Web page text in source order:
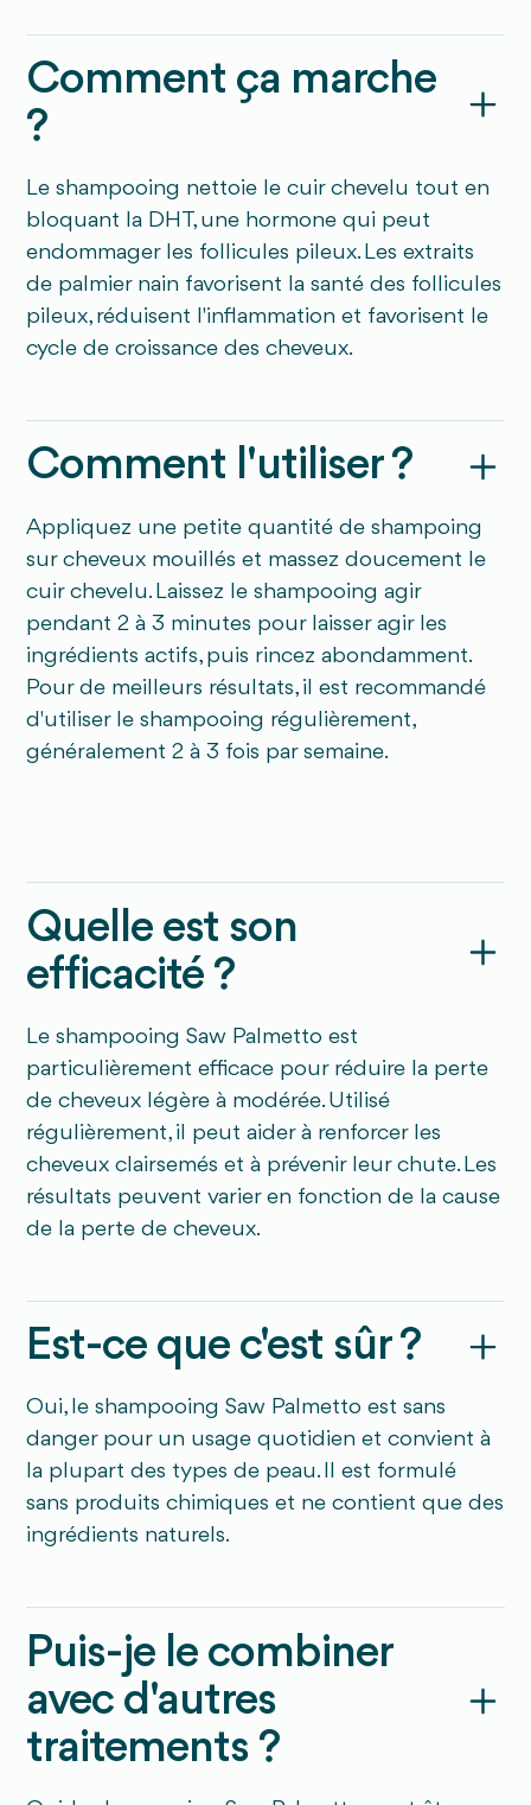
Comment ça marche
?
Le shampooing nettoie le cuir chevelu tout en
bloquant la DHT, une hormone qui peut
endommager les follicules pileux. Les extraits
de palmier nain favorisent la santé des follicules
pileux, réduisent l'inflammation et favorisent le
cycle de croissance des cheveux.
Comment l'utiliser ?
Appliquez une petite quantité de shampoing
sur cheveux mouillés et massez doucement le
cuir chevelu. Laissez le shampooing agir
pendant 2 à 3 minutes pour laisser agir les
ingrédients actifs, puis rincez abondamment.
Pour de meilleurs résultats, il est recommandé
d'utiliser le shampooing régulièrement,
généralement 2 à 3 fois par semaine.
Quelle est son
efficacité ?
Le shampooing Saw Palmetto est
particulièrement efficace pour réduire la perte
de cheveux légère à modérée. Utilisé
régulièrement, il peut aider à renforcer les
cheveux clairsemés et à prévenir leur chute. Les
résultats peuvent varier en fonction de la cause
de la perte de cheveux.
Est-ce que c'est sûr ?
Oui, le shampooing Saw Palmetto est sans
danger pour un usage quotidien et convient à
la plupart des types de peau. Il est formulé
sans produits chimiques et ne contient que des
ingrédients naturels.
Puis-je le combiner
avec d'autres
traitements ?